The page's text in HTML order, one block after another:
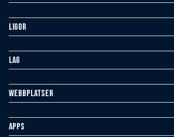
Ligor
Lag
Webbplatser
Apps